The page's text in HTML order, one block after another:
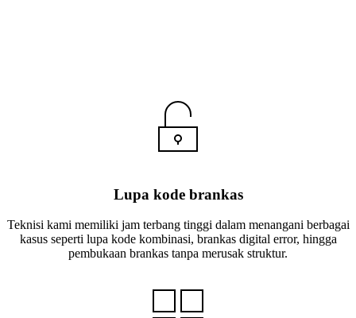
Lupa kode brankas
Teknisi kami memiliki jam terbang tinggi dalam menangani berbagai
kasus seperti lupa kode kombinasi, brankas digital error, hingga
pembukaan brankas tanpa merusak struktur.